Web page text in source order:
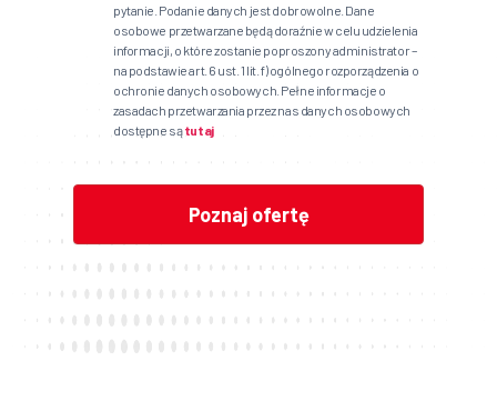
pytanie. Podanie danych jest dobrowolne. Dane
osobowe przetwarzane będą doraźnie w celu udzielenia
informacji, o które zostanie poproszony administrator –
na podstawie art. 6 ust. 1 lit. f) ogólnego rozporządzenia o
ochronie danych osobowych. Pełne informacje o
zasadach przetwarzania przez nas danych osobowych
dostępne sątutaj